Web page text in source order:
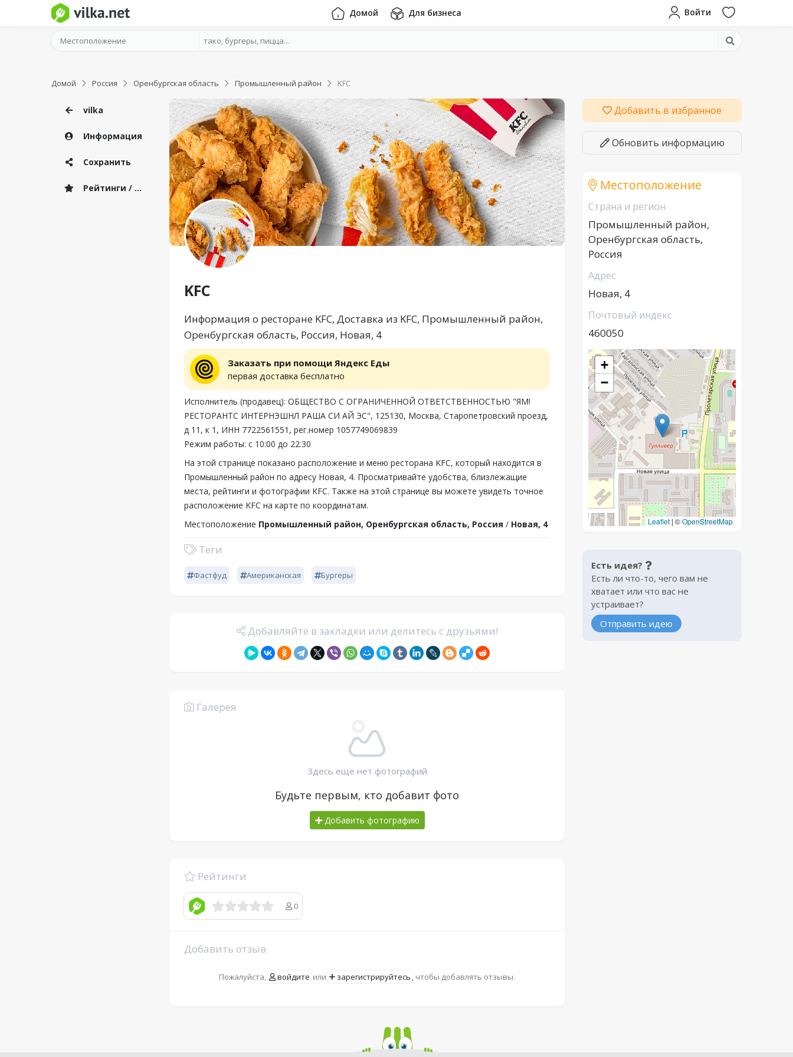
Домой Для бизнеса Войти
Домой Россия Оренбургская область Промышленный район KFC
vilka
Информация
Сохранить
Рейтинги / Отзывы
KFC
Информация о ресторане KFC, Доставка из KFC, Промышленный район,
Оренбургская область, Россия, Новая, 4
Заказать при помощи Яндекс Еды
первая доставка бесплатно
Исполнитель (продавец): ОБЩЕСТВО С ОГРАНИЧЕННОЙ ОТВЕТСТВЕННОСТЬЮ "ЯМ!
РЕСТОРАНТС ИНТЕРНЭШНЛ РАША СИ АЙ ЭС", 125130, Москва, Старопетровский проезд,
д 11, к 1, ИНН 7722561551, рег.номер 1057749069839
Режим работы: с 10:00 до 22:30
На этой странице показано расположение и меню ресторана KFC, который находится в
Промышленный район по адресу Новая, 4. Просматривайте удобства, близлежащие
места, рейтинги и фотографии KFC. Также на этой странице вы можете увидеть точное
расположение KFC на карте по координатам.
Местоположение Промышленный район, Оренбургская область, Россия / Новая, 4
Теги
Фастфуд Американская Бургеры
Добавляйте в закладки или делитесь с друзьями!
Галерея
Здесь еще нет фотографий
Будьте первым, кто добавит фото
Добавить фотографию
Рейтинги
0
Добавить отзыв
Пожалуйста, войдите или зарегистрируйтесь , чтобы добавлять отзывы.
Добавить в избранное
Обновить информацию
Местоположение
Страна и регион
Промышленный район,
Оренбургская область,
Россия
Адрес
Новая, 4
Почтовый индекс
460050
+
−
Leaflet | ©OpenStreetMap
Есть идея?
Есть ли что-то, чего вам не
хватает или что вас не
устраивает?
Отправить идею